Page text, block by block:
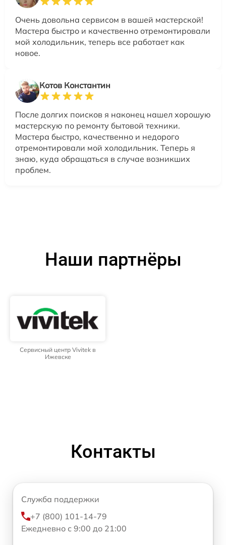
Очень довольна сервисом в вашей мастерской!
Мастера быстро и качественно отремонтировали
мой холодильник, теперь все работает как
новое.
Котов Константин
После долгих поисков я наконец нашел хорошую
мастерскую по ремонту бытовой техники.
Мастера быстро, качественно и недорого
отремонтировали мой холодильник. Теперь я
знаю, куда обращаться в случае возникших
проблем.
Наши партнёры
Сервисный центр Vivitek в
Ижевске
Контакты
Служба поддержки
+7 (800) 101-14-79
Ежедневно с 9:00 до 21:00